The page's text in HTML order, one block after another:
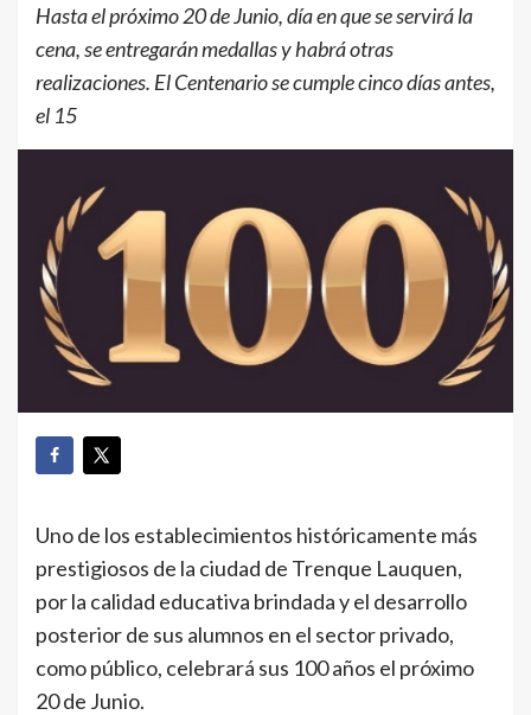
Hasta el próximo 20 de Junio, día en que se servirá la
cena, se entregarán medallas y habrá otras
realizaciones. El Centenario se cumple cinco días antes,
el 15
Uno de los establecimientos históricamente más
prestigiosos de la ciudad de Trenque Lauquen,
por la calidad educativa brindada y el desarrollo
posterior de sus alumnos en el sector privado,
como público, celebrará sus 100 años el próximo
20 de Junio.